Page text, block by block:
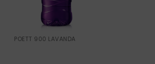
POETT 900 LAVANDA